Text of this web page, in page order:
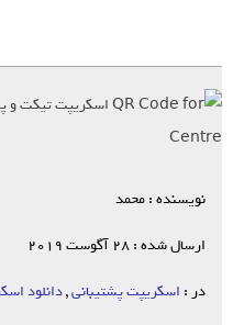
نویسنده : محمد
ارسال شده : 28 آگوست 2019
در : اسکریپت پشتیبانی,دانلود